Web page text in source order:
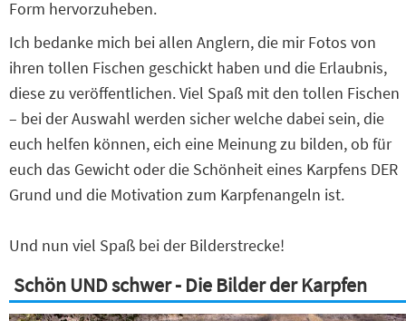
Form hervorzuheben.
Ich bedanke mich bei allen Anglern, die mir Fotos von
ihren tollen Fischen geschickt haben und die Erlaubnis,
diese zu veröffentlichen. Viel Spaß mit den tollen Fischen
– bei der Auswahl werden sicher welche dabei sein, die
euch helfen können, eich eine Meinung zu bilden, ob für
euch das Gewicht oder die Schönheit eines Karpfens DER
Grund und die Motivation zum Karpfenangeln ist.
Und nun viel Spaß bei der Bilderstrecke!
Schön UND schwer - Die Bilder der Karpfen